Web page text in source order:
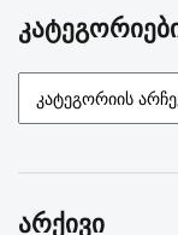
არქივი